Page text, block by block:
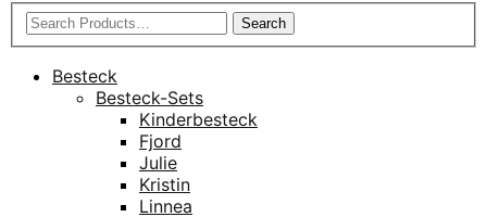
Search
Besteck
Besteck-Sets
Kinderbesteck
Fjord
Julie
Kristin
Linnea